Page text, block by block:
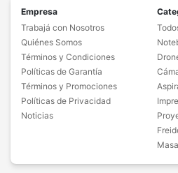
Empresa
Trabajá con Nosotros
Quiénes Somos
Términos y Condiciones
Políticas de Garantía
Términos y Promociones
Políticas de Privacidad
Noticias